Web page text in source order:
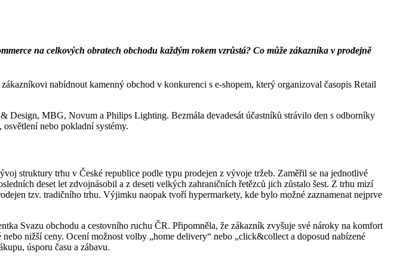
na celkových obratech obchodu každým rokem vzrůstá? Co může zákazníka v prodejně
nabídnout kamenný obchod v konkurenci s e-shopem, který organizoval časopis Retail
Design, MBG, Novum a Philips Lighting. Bezmála devadesát účastníků strávilo den s odborníky
nebo pokladní systémy.
struktury trhu v České republice podle typu prodejen z vývoje tržeb. Zaměřil se na jednotlivé
deset let zdvojnásobil a z deseti velkých zahraničních řetězců jich zůstalo šest. Z trhu mizí
tzv. tradičního trhu. Výjimku naopak tvoří hypermarkety, kde bylo možné zaznamenat nejprve
Svazu obchodu a cestovního ruchu ČR. Připomněla, že zákazník zvyšuje své nároky na komfort
nižší ceny. Ocení možnost volby „home delivery“ nebo „click&collect a doposud nabízené
úsporu času a zábavu.